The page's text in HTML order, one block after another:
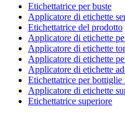
Etichettatrice per buste
Applicatore di etichette
Etichettatrice del prodotto
Applicatore di etichette
Applicatore di etichette
Applicatore di etichette
Applicatore di etichette
Etichettatrice per bottiglie
Applicatore di etichette
Etichettatrice superiore